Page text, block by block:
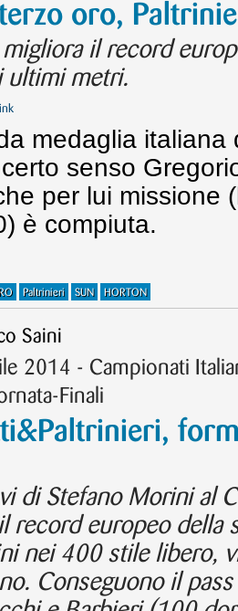
oro,
il record
ultimi metri.
medaglia italiana
senso
per lui missione
è compiuta.
Paltrinieri SUN HORTON
Saini
2014 - Campionati
Finali
di Stefano Morini al
record europeo della
nei 400 stile libero,
Conseguono il